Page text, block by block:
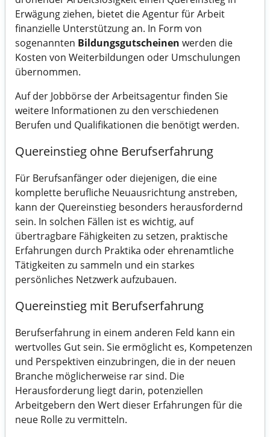
Erwägung ziehen, bietet die Agentur für Arbeit
finanzielle Unterstützung an. In Form von
sogenannten Bildungsgutscheinen werden die
Kosten von Weiterbildungen oder Umschulungen
übernommen.
Auf der Jobbörse der Arbeitsagentur finden Sie
weitere Informationen zu den verschiedenen
Berufen und Qualifikationen die benötigt werden.
Quereinstieg ohne Berufserfahrung
Für Berufsanfänger oder diejenigen, die eine
komplette berufliche Neuausrichtung anstreben,
kann der Quereinstieg besonders herausfordernd
sein. In solchen Fällen ist es wichtig, auf
übertragbare Fähigkeiten zu setzen, praktische
Erfahrungen durch Praktika oder ehrenamtliche
Tätigkeiten zu sammeln und ein starkes
persönliches Netzwerk aufzubauen.
Quereinstieg mit Berufserfahrung
Berufserfahrung in einem anderen Feld kann ein
wertvolles Gut sein. Sie ermöglicht es, Kompetenzen
und Perspektiven einzubringen, die in der neuen
Branche möglicherweise rar sind. Die
Herausforderung liegt darin, potenziellen
Arbeitgebern den Wert dieser Erfahrungen für die
neue Rolle zu vermitteln.